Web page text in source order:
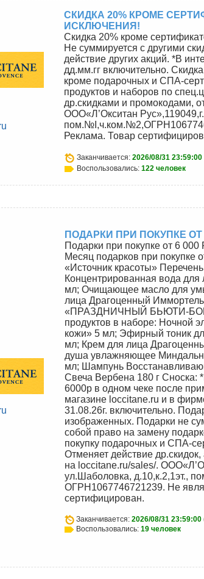
СКИДКА 20% КРОМЕ
ИСКЛЮЧЕНИЯ!
Скидка 20% кроме
Не суммируется с другими
действие других акций. *В
дд.мм.гг включительно.
кроме подарочных и СПА-
продуктов и наборов по
др.скидками и промокодами,
ООО«Л’Окситан
Реклама. Товар
Заканчивается: 2026/08/31 23:59:00
Воспользовались: 122 человек
ПОДАРКИ ПРИ ПОКУПКЕ ОТ
Подарки при покупке от 6
Месяц подарков при покупке
«Источник красоты»
Концентрированная вода
мл; Очищающее масло для
лица Драгоценный
«ПРАЗДНИЧНЫЙ БЬЮТИ-
продуктов в наборе: Ночной
кожи» 5 мл; Эфирный тоник
мл; Крем для лица
душа увлажняющее
мл; Шампунь
Свеча Вербена 180 г Сноска:
6000р в одном чеке после
магазине loccitane.ru и в
31.08.26г. включительно.
изображенных. Подарки не
собой право на замену
покупку подарочных и СПА-
Отменяет действие
на loccitane.ru/sales/.
ул.Шаболовка, д.10,к.2,1эт.,
ОГРН1067746721239. Не
сертифицирован.
Заканчивается: 2026/08/31 23:59:00
Воспользовались: 19 человек